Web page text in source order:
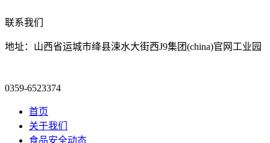
联系我们
地址：山西省运城市绛县涑水大街西J9集团(china)官网工业园
0359-6523374
首页
关于我们
食品安全动态